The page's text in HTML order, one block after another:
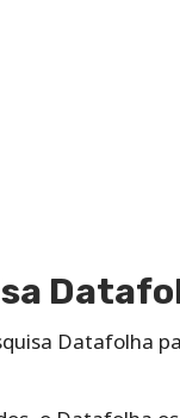
Datafolha